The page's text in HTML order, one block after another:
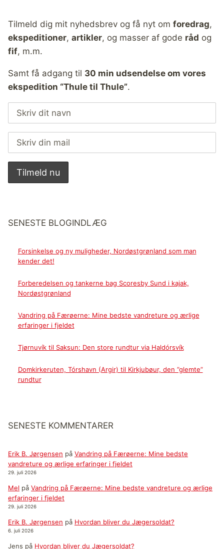
Tilmeld dig mit nyhedsbrev og få nyt om foredrag,
ekspeditioner, artikler, og masser af gode råd og
fif, m.m.
Samt få adgang til 30 min udsendelse om vores
ekspedition “Thule til Thule”.
SENESTE BLOGINDLÆG
Forsinkelse og ny muligheder, Nordøstgrønland som man
kender det!
Forberedelsen og tankerne bag Scoresby Sund i kajak,
Nordøstgrønland
Vandring på Færøerne: Mine bedste vandreture og ærlige
erfaringer i fjeldet
Tjørnuvík til Saksun: Den store rundtur via Haldórsvík
Domkirkeruten, Tórshavn (Argir) til Kirkjubøur, den ”glemte”
rundtur
SENESTE KOMMENTARER
Erik B. Jørgensen på Vandring på Færøerne: Mine bedste
vandreture og ærlige erfaringer i fjeldet
29. juli 2026
Mel på Vandring på Færøerne: Mine bedste vandreture og ærlige
erfaringer i fjeldet
29. juli 2026
Erik B. Jørgensen på Hvordan bliver du Jægersoldat?
6. juli 2026
Jens på Hvordan bliver du Jægersoldat?